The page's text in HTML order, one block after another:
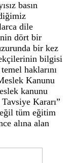
basın
dile
dört bir
bir kez
bilgisi
haklarını
Kanunu
kanunu
Kararı”
tüm eğitim
alına alan